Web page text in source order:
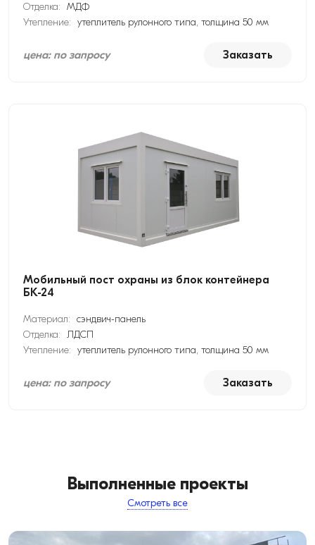
Отделка: МДФ
Утепление: утеплитель рулонного типа, толщина 50 мм
цена: по запросу Заказать
Мобильный пост охраны из блок контейнера
БК-24
Материал: сэндвич-панель
Отделка: ЛДСП
Утепление: утеплитель рулонного типа, толщина 50 мм
цена: по запросу Заказать
Выполненные проекты
Смотреть все